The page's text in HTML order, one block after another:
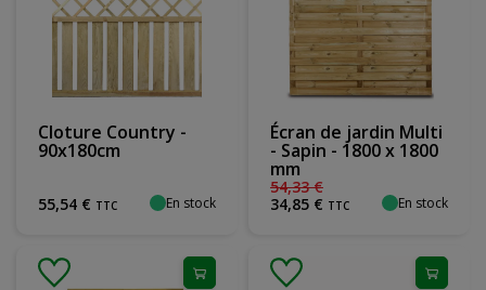
Cloture Country -
90x180cm
55,54 € TTC En stock
Écran de jardin Multi
- Sapin - 1800 x 1800
mm
54,33€
34,85 € TTC En stock